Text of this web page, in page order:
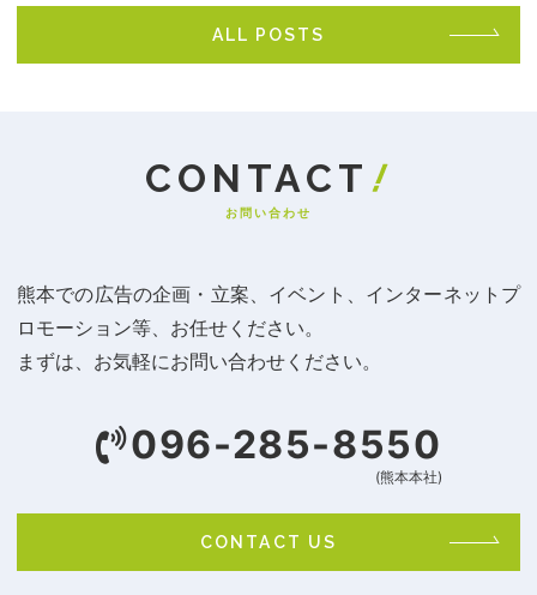
ALL POSTS
お問い合わせ
熊本での広告の企画・立案、イベント、インターネットプ
ロモーション等、お任せください。
まずは、お気軽にお問い合わせください。
096-285-8550
(熊本本社)
CONTACT US